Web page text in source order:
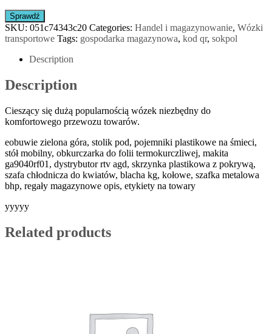
Sprawdź
SKU: 051c74343c20 Categories: Handel i magazynowanie, Wózki
transportowe Tags: gospodarka magazynowa, kod qr, sokpol
Description
Description
Cieszący się dużą popularnością wózek niezbędny do
komfortowego przewozu towarów.
eobuwie zielona góra, stolik pod, pojemniki plastikowe na śmieci,
stół mobilny, obkurczarka do folii termokurczliwej, makita
ga9040rf01, dystrybutor rtv agd, skrzynka plastikowa z pokrywą,
szafa chłodnicza do kwiatów, blacha kg, kołowe, szafka metalowa
bhp, regały magazynowe opis, etykiety na towary
yyyyy
Related products